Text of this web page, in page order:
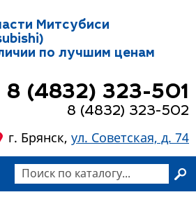
Митсубиси
по лучшим ценам
8 (4832) 323-501
8 (4832) 323-502
г. Брянск, ул. Советская, д. 74